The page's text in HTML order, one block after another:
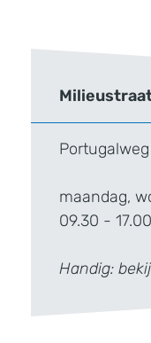
maandag,
09.30 -
Handig: